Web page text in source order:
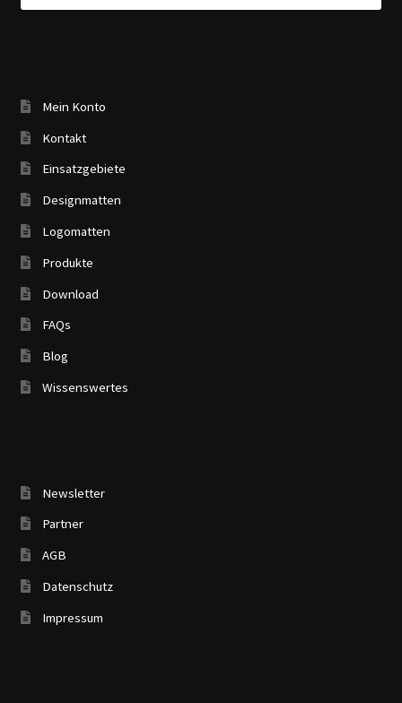
Mein Konto
Kontakt
Einsatzgebiete
Designmatten
Logomatten
Produkte
Download
FAQs
Blog
Wissenswertes
Newsletter
Partner
AGB
Datenschutz
Impressum